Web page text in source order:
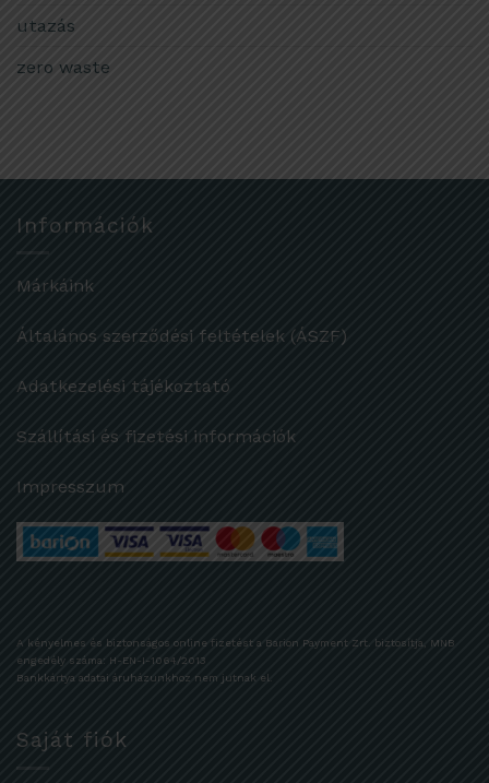
utazás
zero waste
Információk
Márkáink
Általános szerződési feltételek (ÁSZF)
Adatkezelési tájékoztató
Szállítási és fizetési információk
Impresszum
A kényelmes és biztonságos online fizetést a Barion Payment Zrt. biztosítja, MNB
engedély száma: H-EN-I-1064/2013
Bankkártya adatai áruházunkhoz nem jutnak el.
Saját fiók